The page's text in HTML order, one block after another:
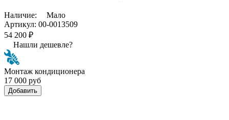
Наличие:
Мало
Артикул: 00-0013509
54 200 ₽
Нашли дешевле?
Монтаж кондиционера
17 000 руб
Добавить